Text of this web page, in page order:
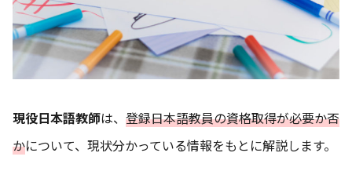
現役日本語教師は、 登録日本語教員の資格取得が必要か否
かについて、現状分かっている情報をもとに解説します。